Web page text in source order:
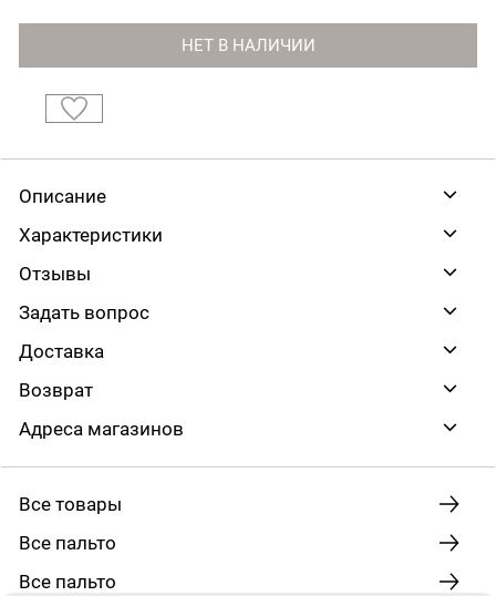
НЕТ В НАЛИЧИИ
Описание
Характеристики
Отзывы
Задать вопрос
Доставка
Возврат
Адреса магазинов
Все товары
Все пальто
Все пальто